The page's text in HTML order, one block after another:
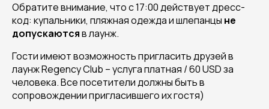
Обратите внимание, что с 17:00 действует дресс-
код: купальники, пляжная одежда и шлепанцы не
допускаютсяв лаунж.
Гости имеют возможность пригласить друзей в
лаунж Regency Club – услуга платная / 60 USD за
человека. Все посетители должны быть в
сопровождении пригласившего их гостя)